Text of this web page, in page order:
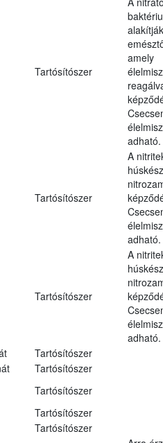
Tartósítószer
amely
adható.
Tartósítószer
A
adható.
Tartósítószer
A
adható.
Tartósítószer
Tartósítószer
Tartósítószer
Tartósítószer
Tartósítószer